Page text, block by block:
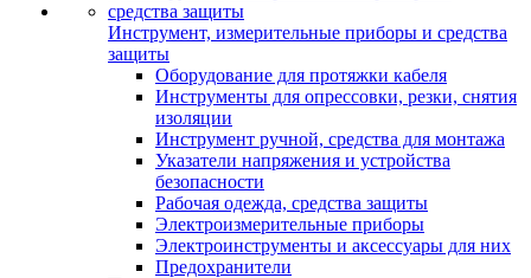
Инструмент, измерительные приборы и средства
защиты
Оборудование для протяжки кабеля
Инструменты для опрессовки, резки, снятия
изоляции
Инструмент ручной, средства для монтажа
Указатели напряжения и устройства
безопасности
Рабочая одежда, средства защиты
Электроизмерительные приборы
Электроинструменты и аксессуары для них
Предохранители